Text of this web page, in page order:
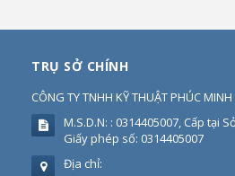
TRỤ SỞ CHÍNH
CÔNG TY TNHH KỸ THUẬT PHÚC MINH
M.S.D.N: : 0314405007, Cấp tại
Giấy phép số: 0314405007
Địa chỉ: